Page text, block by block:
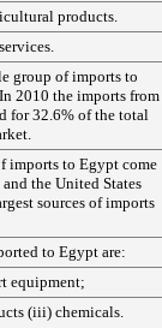
products.
group of imports to
2010 the imports from
for 32.6% of the total
imports to Egypt come
the United States
sources of imports
to Egypt are:
equipment;
(iii) chemicals.